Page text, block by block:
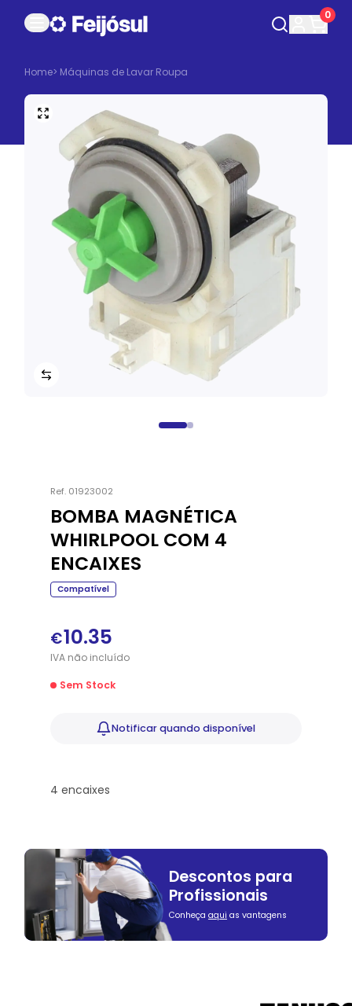
0
Home> Máquinas de Lavar Roupa
Ref. 01923002
BOMBA MAGNÉTICA
WHIRLPOOL COM 4
ENCAIXES
Compatível
€10.35
IVAnãoincluído
Sem Stock
Notificarquando disponível
4 encaixes
Descontos para
Profissionais
Conheça aqui as vantagens